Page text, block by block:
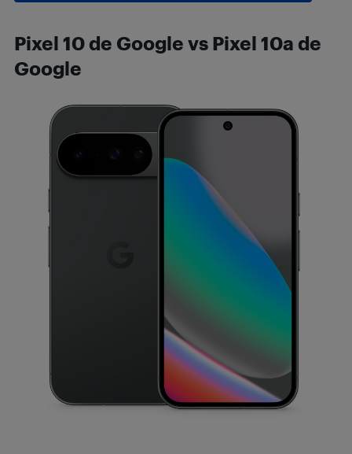
Pixel 10 de Google vs Pixel 10a de
Google